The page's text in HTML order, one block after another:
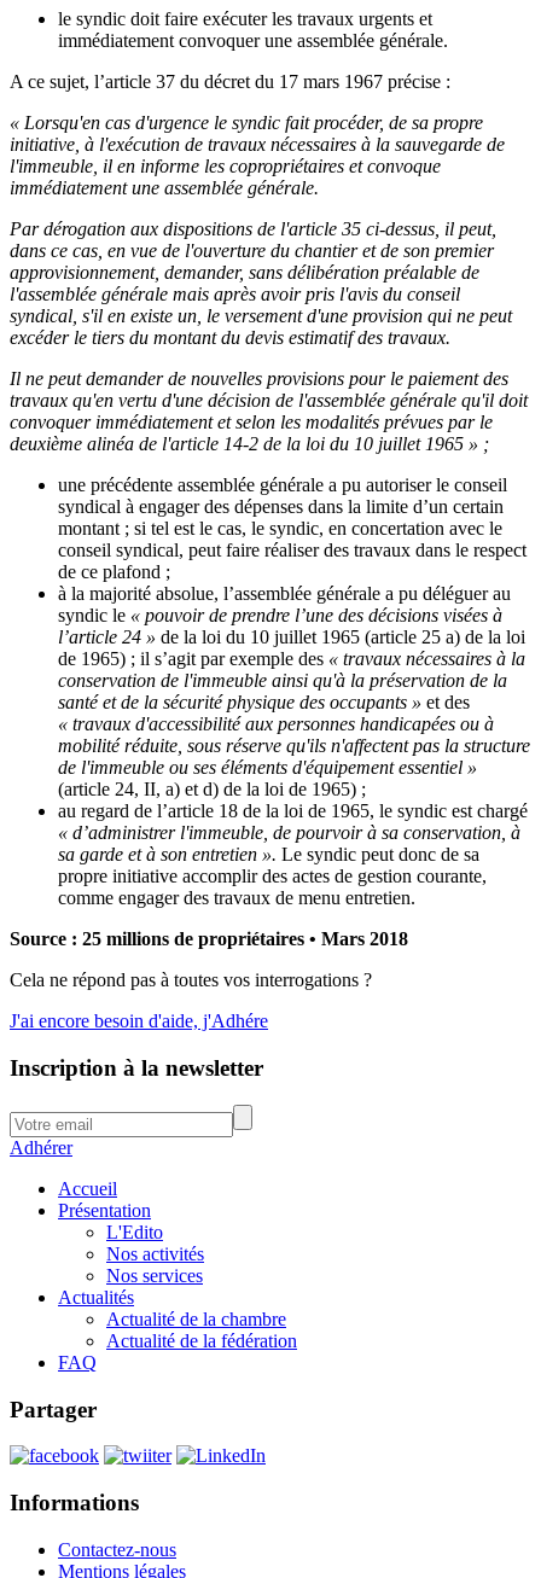
le syndic doit faire exécuter les travaux urgents et
immédiatement convoquer une assemblée générale.
A ce sujet, l’article 37 du décret du 17 mars 1967 précise :
« Lorsqu'en cas d'urgence le syndic fait procéder, de sa propre
initiative, à l'exécution de travaux nécessaires à la sauvegarde de
l'immeuble, il en informe les copropriétaires et convoque
immédiatement une assemblée générale.
Par dérogation aux dispositions de l'article 35 ci-dessus, il peut,
dans ce cas, en vue de l'ouverture du chantier et de son premier
approvisionnement, demander, sans délibération préalable de
l'assemblée générale mais après avoir pris l'avis du conseil
syndical, s'il en existe un, le versement d'une provision qui ne peut
excéder le tiers du montant du devis estimatif des travaux.
Il ne peut demander de nouvelles provisions pour le paiement des
travaux qu'en vertu d'une décision de l'assemblée générale qu'il doit
convoquer immédiatement et selon les modalités prévues par le
deuxième alinéa de l'article 14-2 de la loi du 10 juillet 1965 » ;
une précédente assemblée générale a pu autoriser le conseil
syndical à engager des dépenses dans la limite d’un certain
montant ; si tel est le cas, le syndic, en concertation avec le
conseil syndical, peut faire réaliser des travaux dans le respect
de ce plafond ;
à la majorité absolue, l’assemblée générale a pu déléguer au
syndic le « pouvoir de prendre l’une des décisions visées à
l’article 24 » de la loi du 10 juillet 1965 (article 25 a) de la loi
de 1965) ; il s’agit par exemple des « travaux nécessaires à la
conservation de l'immeuble ainsi qu'à la préservation de la
santé et de la sécurité physique des occupants » et des
« travaux d'accessibilité aux personnes handicapées ou à
mobilité réduite, sous réserve qu'ils n'affectent pas la structure
de l'immeuble ou ses éléments d'équipement essentiel »
(article 24, II, a) et d) de la loi de 1965) ;
au regard de l’article 18 de la loi de 1965, le syndic est chargé
« d’administrer l'immeuble, de pourvoir à sa conservation, à
sa garde et à son entretien ». Le syndic peut donc de sa
propre initiative accomplir des actes de gestion courante,
comme engager des travaux de menu entretien.
Source : 25 millions de propriétaires • Mars 2018
Cela ne répond pas à toutes vos interrogations ?
J'ai encore besoin d'aide, j'Adhére
Inscription à la newsletter
Adhérer
Accueil
Présentation
L'Edito
Nos activités
Nos services
Actualités
Actualité de la chambre
Actualité de la fédération
FAQ
Partager
Informations
Contactez-nous
Mentions légales